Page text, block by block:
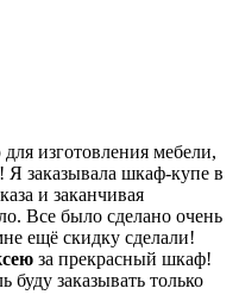
изготовления мебели,
заказывала шкаф-купе в
и заканчивая
Все было сделано очень
ещё скидку сделали!
за прекрасный шкаф!
буду заказывать только